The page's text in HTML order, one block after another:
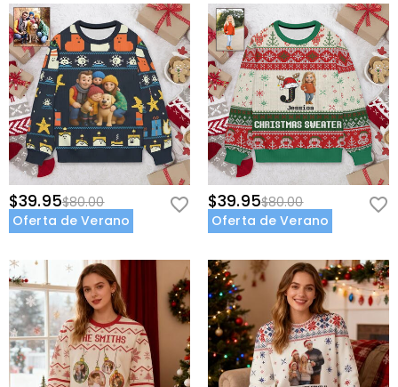
$39.95$80.00
Oferta de Verano
$39.95$80.00
Oferta de Verano